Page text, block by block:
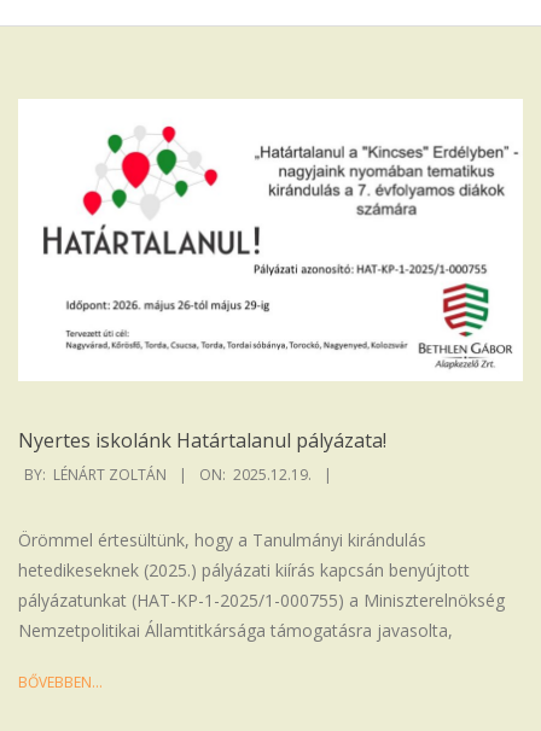
Iskola
Nyertes iskolánk Határtalanul pályázata!
2025-
19
BY: LÉNÁRT ZOLTÁN ON: 2025.12.19.
Örömmel értesültünk, hogy a Tanulmányi kirándulás
hetedikeseknek (2025.) pályázati kiírás kapcsán benyújtott
pályázatunkat (HAT-KP-1-2025/1-000755) a Miniszterelnökség
Nemzetpolitikai Államtitkársága támogatásra javasolta,
BŐVEBBEN…